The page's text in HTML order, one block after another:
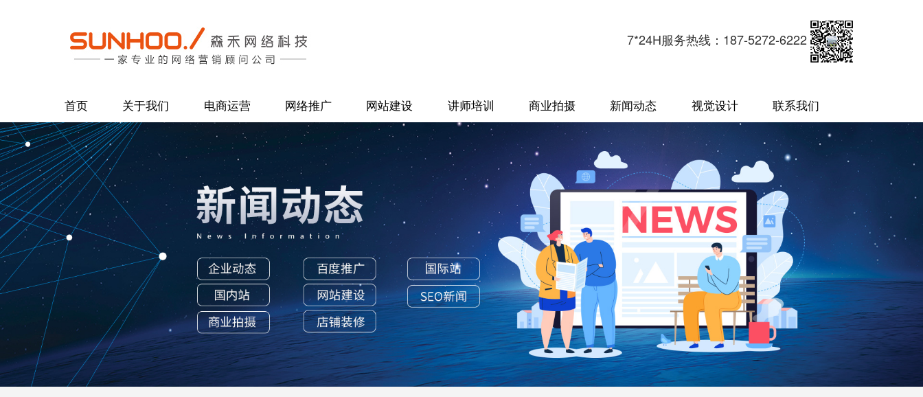
7*24H服务热线：187-5272-6222
首页 关于我们
公司简介
企业理念
客户拜访
合作客户
人才招聘
电商运营
阿里国际站
诚信通
中国制造网
旺铺装修
淘宝天猫
拼多多
京东
网络推广
百度推广
品牌推广
抖音推广
SEO优化
微信营销
网站建设 讲师培训 商业拍摄
图片拍摄
新闻动态
企业动态
百度推广
国际站
诚信通
网站建设
SEO新闻
商业拍摄
店铺装修
视觉设计
品牌形象设计
视觉环境设计
背景墙设计
联系我们